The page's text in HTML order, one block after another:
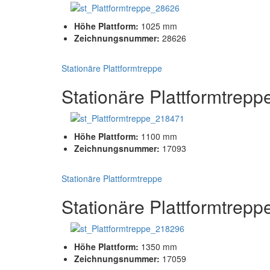
Höhe Plattform: 1025 mm
Zeichnungsnummer: 28626
Stationäre Plattformtreppe
Stationäre
Höhe Plattform: 1100 mm
Zeichnungsnummer: 17093
Stationäre Plattformtreppe
Stationäre
Höhe Plattform: 1350 mm
Zeichnungsnummer: 17059